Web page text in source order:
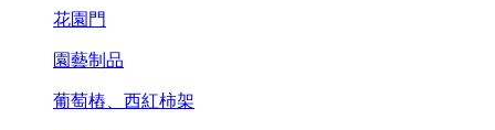
花園門
園藝制品
葡萄樁、西紅柿架